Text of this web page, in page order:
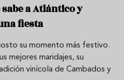
a Atlántico y
fiesta
su momento más festivo.
mejores maridajes, su
vinícola de Cambados y